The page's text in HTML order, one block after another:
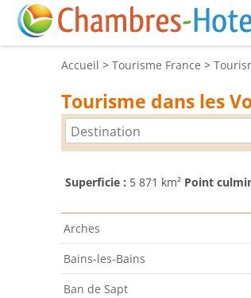
Accueil > Tourisme France >
Tourisme dans les
Superficie : 5 871 km² Point
Arches
Bains-les-Bains
Ban de Sapt